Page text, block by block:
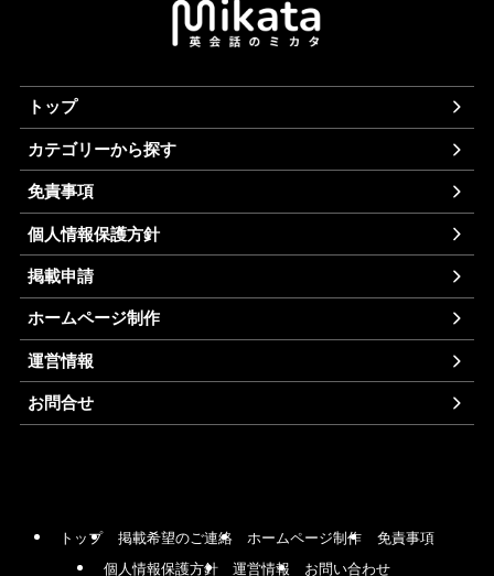
トップ
カテゴリーから探す
免責事項
個人情報保護方針
掲載申請
ホームページ制作
運営情報
お問合せ
トップ 掲載希望のご連絡 ホームページ制作
免責事項
個人情報保護方針
運営情報 お問い合わせ